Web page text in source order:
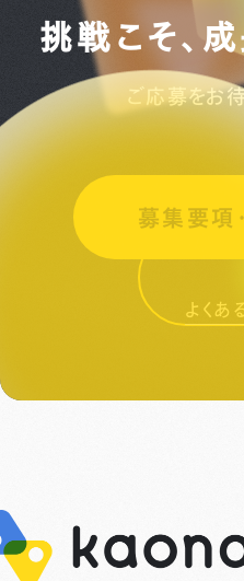
挑戦こそ、
ご応募をお待
募集要項
よくあ